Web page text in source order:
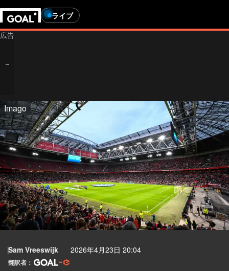
ライブ
Imago
Sam Vreeswijk 2026年4月23日 20:04
翻訳者：